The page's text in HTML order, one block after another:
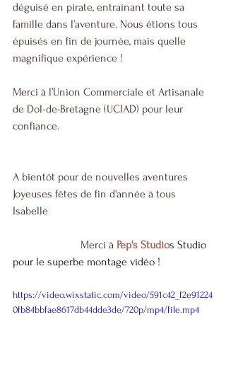
déguisé en pirate, entraînant toute sa
famille dans l’aventure. Nous étions tous
épuisés en fin de journée, mais quelle
magnifique expérience !
Merci à l’Union Commerciale et Artisanale
de Dol-de-Bretagne (UCIAD) pour leur
confiance.
A bientôt pour de nouvelles aventures
Joyeuses fêtes de fin d'année à tous
Isabelle
                        Merci à
Pep's Studios Studio
pour le superbe montage vidéo !
https://video.wixstatic.com/video/591c42_f2e91224
0fb84bbfae8617db44dde3de/720p/mp4/file.mp4